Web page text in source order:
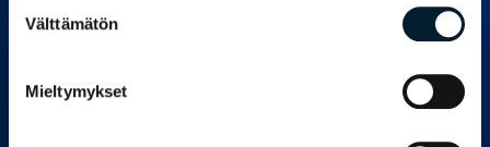
valinta
Välttämätön
Mieltymykset